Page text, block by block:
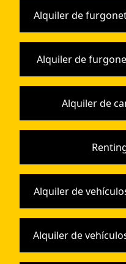
Alquiler de
Alquiler de
Alquiler de
Alquiler de
Alquiler de